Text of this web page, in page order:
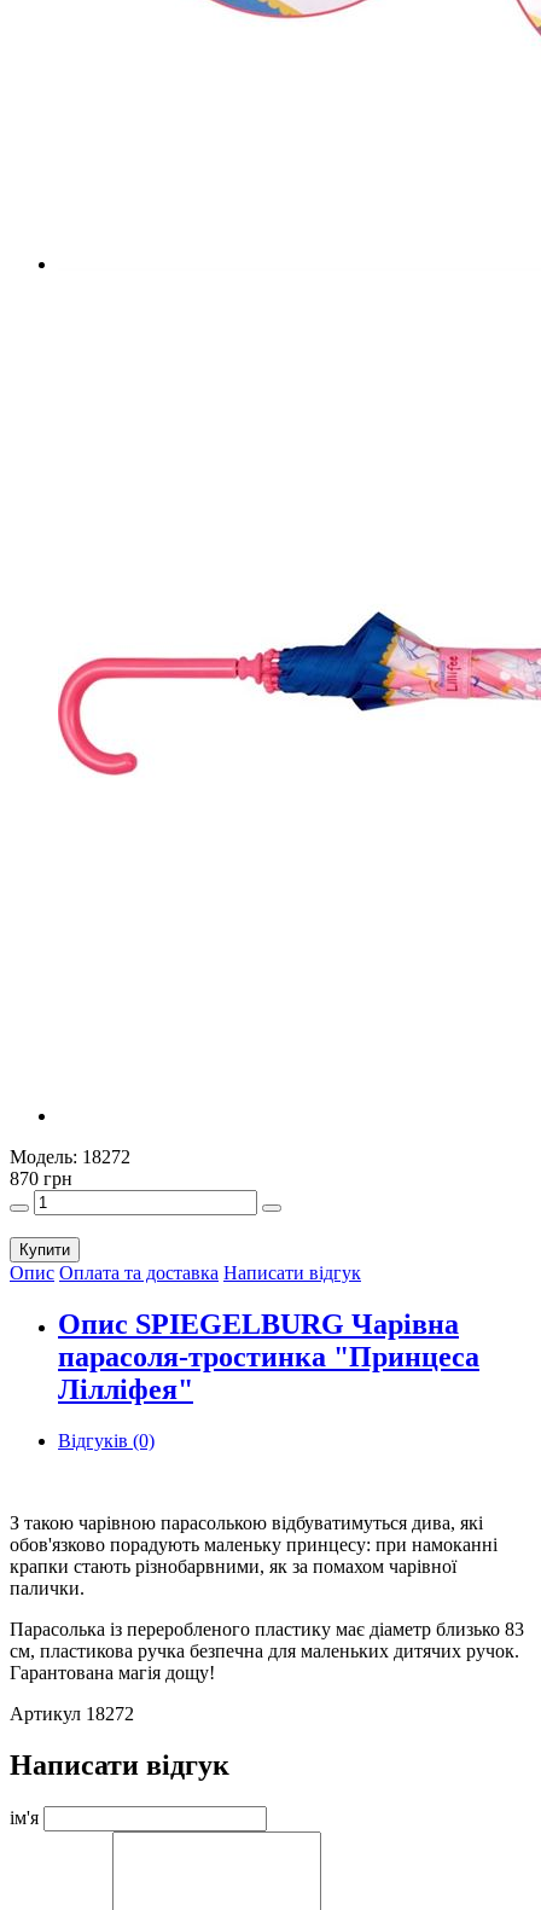
Модель: 18272
870 грн
Купити
Опис Оплата та доставка Написати відгук
Опис SPIEGELBURG Чарівна
парасоля-тростинка "Принцеса
Лілліфея"
Відгуків (0)
З такою чарівною парасолькою відбуватимуться дива, які
обов'язково порадують маленьку принцесу: при намоканні
крапки стають різнобарвними, як за помахом чарівної
палички.
Парасолька із переробленого пластику має діаметр близько 83
см, пластикова ручка безпечна для маленьких дитячих ручок.
Гарантована магія дощу!
Артикул 18272
Написати відгук
ім'я